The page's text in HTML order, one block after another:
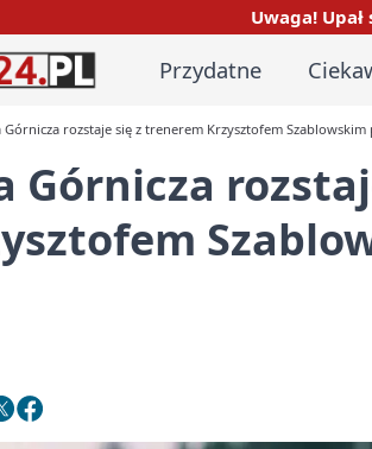
Uwaga!
Przydatne
Górnicza rozstaje się z trenerem Krzysztofem Szablowskim
Górnicza